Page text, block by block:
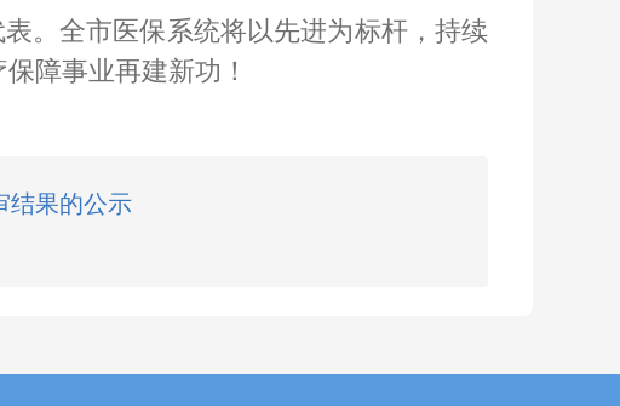
。全市医保系统将以先进为标杆，持续
障事业再建新功！
结果的公示